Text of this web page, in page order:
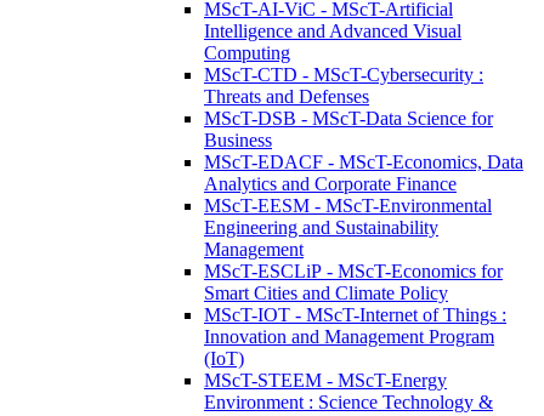
MScT-AI-ViC - MScT-Artificial
Intelligence and Advanced Visual
Computing
MScT-CTD - MScT-Cybersecurity :
Threats and Defenses
MScT-DSB - MScT-Data Science for
Business
MScT-EDACF - MScT-Economics, Data
Analytics and Corporate Finance
MScT-EESM - MScT-Environmental
Engineering and Sustainability
Management
MScT-ESCLiP - MScT-Economics for
Smart Cities and Climate Policy
MScT-IOT - MScT-Internet of Things :
Innovation and Management Program
(IoT)
MScT-STEEM - MScT-Energy
Environment : Science Technology &